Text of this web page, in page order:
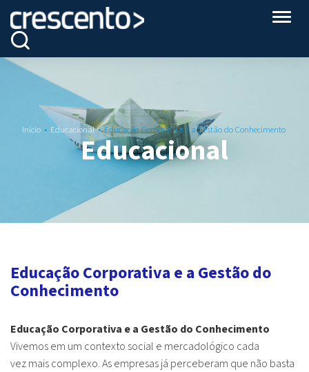
Início Educacional Educação Corporativa e a Gestão do Conhecimento
Educacional
Educação Corporativa e a Gestão do
Conhecimento
Educação Corporativa e a Gestão do Conhecimento
Vivemos em um contexto social e mercadológico cada
vez mais complexo. As empresas já perceberam que não basta